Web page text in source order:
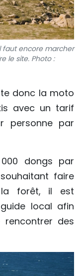
faut encore marcher
le site. Photo :
donc la moto
avec un tarif
personne par
dongs par
faire
la forêt, il est
local afin
des